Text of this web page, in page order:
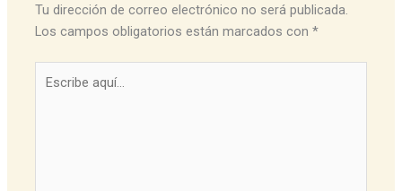
Tu dirección de correo electrónico no será publicada.
Los campos obligatorios están marcados con*